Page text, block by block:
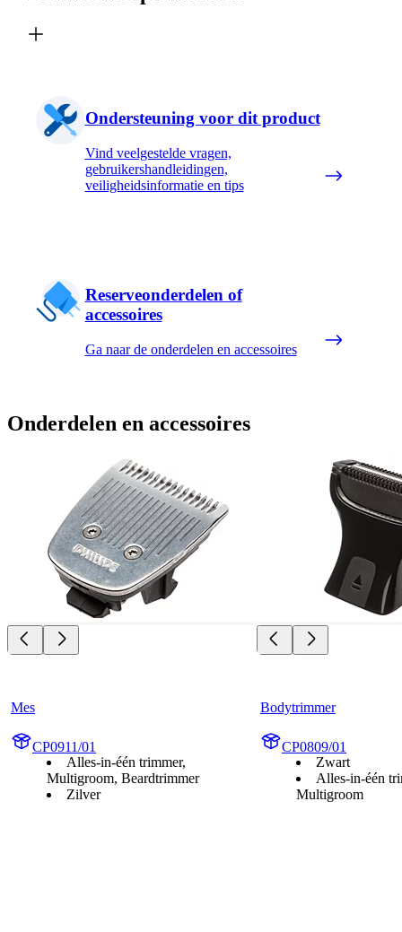
Ondersteuning voor dit product
Vind veelgestelde vragen,
gebruikershandleidingen,
veiligheidsinformatie en tips
Reserveonderdelen of
accessoires
Ga naar de onderdelen en accessoires
Onderdelen en accessoires
Mes
CP0911/01
Alles-in-één trimmer,
Multigroom, Beardtrimmer
Zilver
Bodytrimmer
CP0809/01
Zwart
Alles-in-één
Multigroom